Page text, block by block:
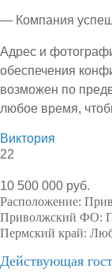
— Компания
Адрес и
обеспечения
возможен по
любое время,
Виктория
22
10 500 000 руб.
Расположение:
Приволжский ФО:
Пермский край:
Действующая